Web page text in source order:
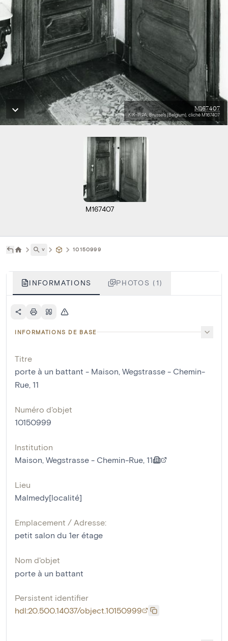
M167407
KIK-IRPA, Brussels (Belgium), cliché M167407
M167407
˅ 10150999
INFORMATIONS PHOTOS (1)
INFORMATIONS DE BASE
Titre
porte à un battant - Maison, Wegstrasse - Chemin-
Rue, 11
Numéro d'objet
10150999
Institution
Maison, Wegstrasse - Chemin-Rue, 11
Lieu
Malmedy[localité]
Emplacement / Adresse:
petit salon du 1er étage
Nom d'objet
porte à un battant
Persistent identifier
hdl:20.500.14037/object.10150999